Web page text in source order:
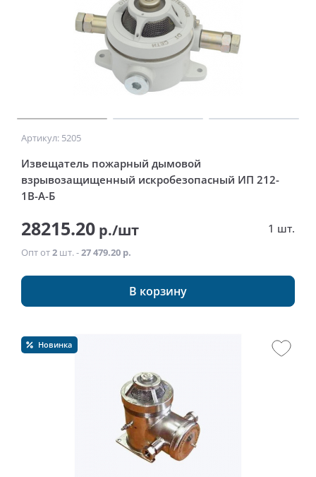
Артикул: 5205
Извещатель пожарный дымовой
взрывозащищенный искробезопасный ИП 212-
1В-А-Б
28215.20 р./шт 1 шт.
Опт от2 шт. -27 479.20 р.
В корзину
Новинка